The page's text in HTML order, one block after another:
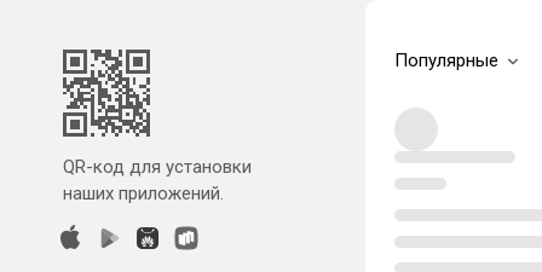
QR-код для установки
наших приложений.
Популярные